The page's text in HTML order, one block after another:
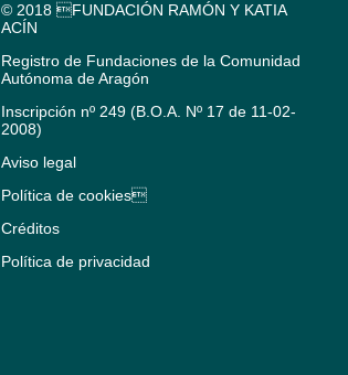
© 2018 FUNDACIÓN RAMÓN Y KATIA
ACÍN
Registro de Fundaciones de la Comunidad
Autónoma de Aragón
Inscripción nº 249 (B.O.A. Nº 17 de 11-02-
2008)
Aviso legal
Política de cookies
Créditos
Política de privacidad